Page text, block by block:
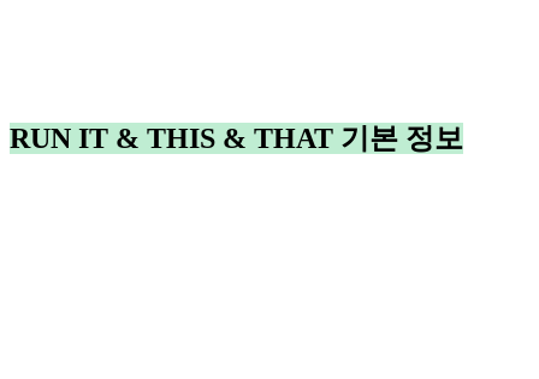
RUN IT & THIS & THAT 기본 정보